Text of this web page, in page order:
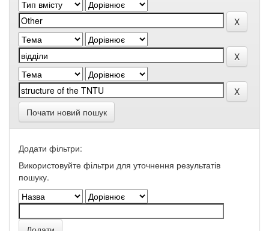
Почати новий пошук
Додати фільтри:
Використовуйте фільтри для уточнення результатів
пошуку.